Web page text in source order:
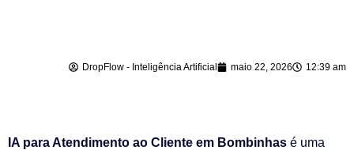
DropFlow - Inteligência Artificial maio 22, 2026 12:39 am
IA para Atendimento ao Cliente em Bombinhas é uma